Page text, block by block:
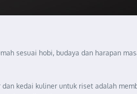
sesuai hobi, budaya dan harapan
kedai kuliner untuk riset adalah